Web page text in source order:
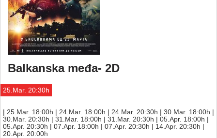
Balkanska međa- 2D
25.Mar. 20:30h
| 25.Mar. 18:00h | 24.Mar. 18:00h | 24.Mar. 20:30h | 30.Mar. 18:00h |
30.Mar. 20:30h | 31.Mar. 18:00h | 31.Mar. 20:30h | 05.Apr. 18:00h |
05.Apr. 20:30h | 07.Apr. 18:00h | 07.Apr. 20:30h | 14.Apr. 20:30h |
20.Apr. 20:00h